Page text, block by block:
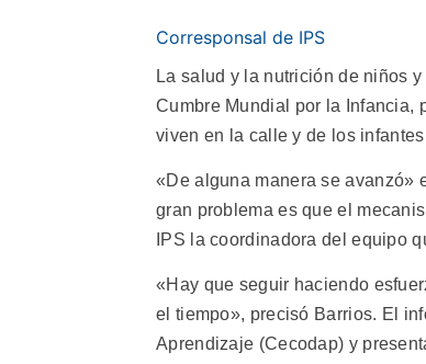
Corresponsal de IPS
La salud y la nutrición de niños
Cumbre Mundial por la Infancia,
viven en la calle y de los
«De alguna manera se avanzó»
gran problema es que el
IPS la coordinadora del equipo
«Hay que seguir haciendo
el tiempo», precisó Barrios. El
Aprendizaje (Cecodap) y